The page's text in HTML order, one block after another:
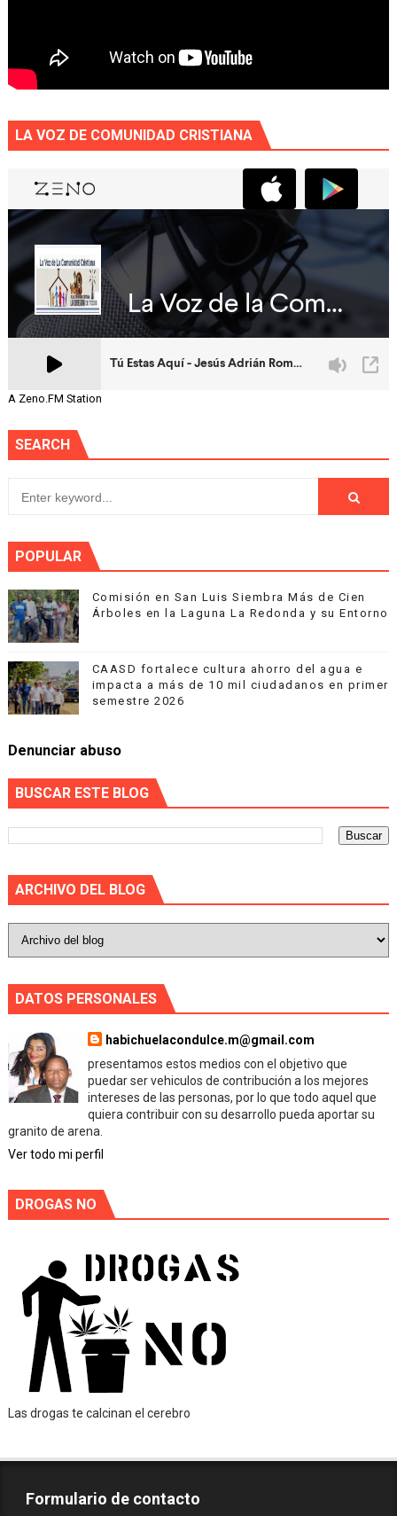
LA VOZ DE COMUNIDAD CRISTIANA
A Zeno.FM Station
SEARCH
POPULAR
Comisión en San Luis Siembra Más de Cien
Árboles en la Laguna La Redonda y su Entorno
CAASD fortalece cultura ahorro del agua e
impacta a más de 10 mil ciudadanos en primer
semestre 2026
Denunciar abuso
BUSCAR ESTE BLOG
ARCHIVO DEL BLOG
DATOS PERSONALES
habichuelacondulce.m@gmail.com
presentamos estos medios con el objetivo que
puedar ser vehiculos de contribución a los mejores
intereses de las personas, por lo que todo aquel que
quiera contribuir con su desarrollo pueda aportar su
granito de arena.
Ver todo mi perfil
DROGAS NO
Las drogas te calcinan el cerebro
Formulario de contacto